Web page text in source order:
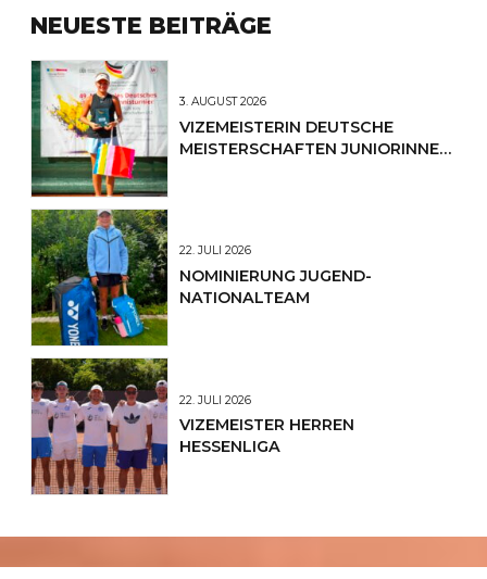
NEUESTE BEITRÄGE
3. AUGUST 2026
VIZEMEISTERIN DEUTSCHE
MEISTERSCHAFTEN JUNIORINNEN
22. JULI 2026
NOMINIERUNG JUGEND-
NATIONALTEAM
22. JULI 2026
VIZEMEISTER HERREN
HESSENLIGA